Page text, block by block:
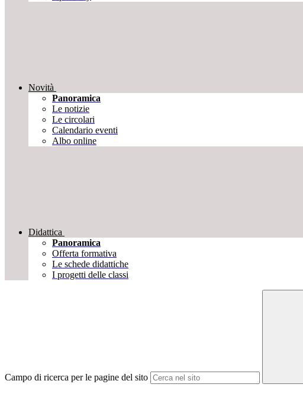
Novità
Panoramica
Le notizie
Le circolari
Calendario eventi
Albo online
Didattica
Panoramica
Offerta formativa
Le schede didattiche
I progetti delle classi
Campo di ricerca per le pagine del sito